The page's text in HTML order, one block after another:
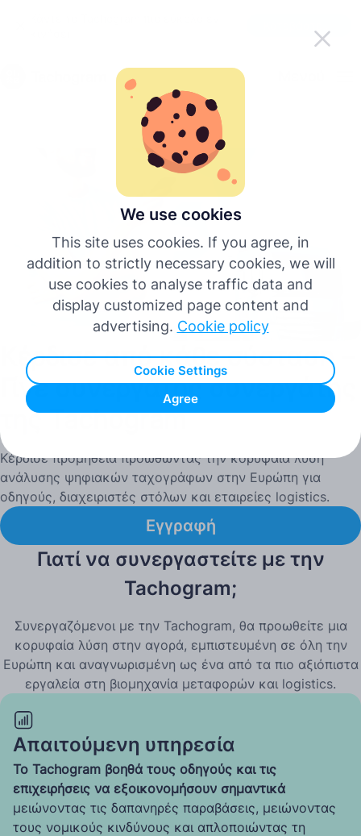
We use cookies
This site uses cookies. If you agree, in
addition to strictly necessary cookies, we will
use cookies to analyse traffic data and
display customized page content and
advertising. Cookie policy
Cookie Settings
Agree
Français
Italiano
Κέρδισε από κάθε σύσταση –
Γίνε συνεργάτης συνεργάτης
της Tachogram
Κέρδισε προμήθεια προωθώντας την κορυφαία λύση
ανάλυσης ψηφιακών ταχογράφων στην Ευρώπη για
οδηγούς, διαχειριστές στόλων και εταιρείες logistics.
Εγγραφή
Γιατί να συνεργαστείτε με την
Tachogram;
Συνεργαζόμενοι με την Tachogram, θα προωθείτε μια
κορυφαία λύση στην αγορά, εμπιστευμένη σε όλη την
Ευρώπη και αναγνωρισμένη ως ένα από τα πιο αξιόπιστα
εργαλεία στη βιομηχανία μεταφορών και logistics.
Απαιτούμενη υπηρεσία
Το Tachogram βοηθά τους οδηγούς και τις
επιχειρήσεις να εξοικονομήσουν σημαντικά
μειώνοντας τις δαπανηρές παραβάσεις, μειώνοντας
τους νομικούς κινδύνους και απλοποιώντας τη